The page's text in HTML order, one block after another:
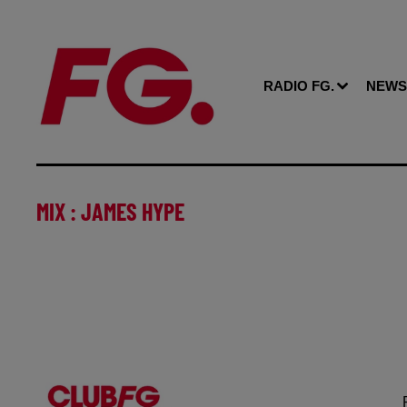
RADIO FG. NEWS
MIX : JAMES HYPE